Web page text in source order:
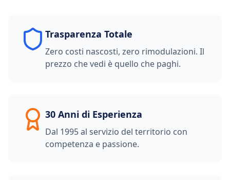
Trasparenza Totale
Zero costi nascosti, zero rimodulazioni. Il
prezzo che vedi è quello che paghi.
30 Anni di Esperienza
Dal 1995 al servizio del territorio con
competenza e passione.